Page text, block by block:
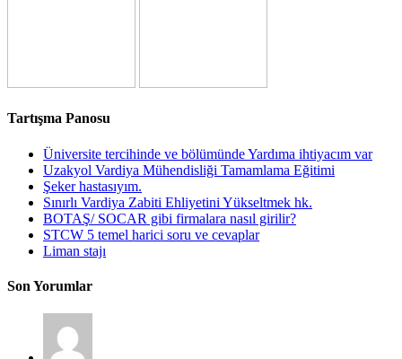
Tartışma Panosu
Üniversite tercihinde ve bölümünde Yardıma ihtiyacım var
Uzakyol Vardiya Mühendisliği Tamamlama Eğitimi
Şeker hastasıyım.
Sınırlı Vardiya Zabiti Ehliyetini Yükseltmek hk.
BOTAŞ/ SOCAR gibi firmalara nasıl girilir?
STCW 5 temel harici soru ve cevaplar
Liman stajı
Son Yorumlar